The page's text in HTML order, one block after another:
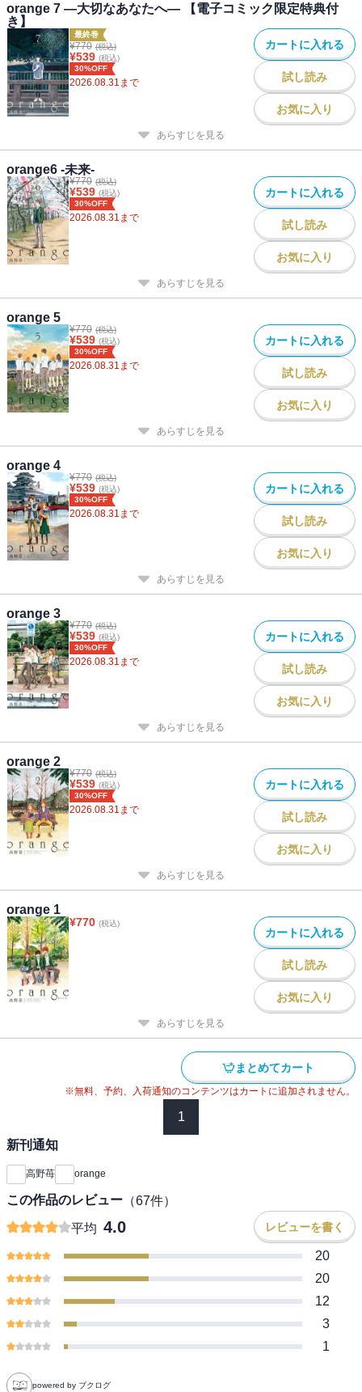
orange 7 ―大切なあなたへ― 【電子コミック限定特典付
き】
最終巻
¥770 (税込)
¥539 (税込)
30%OFF
2026.08.31 まで
カートに入れる
試し読み
お気に入り
あらすじを見る
orange6 -未来-
¥770 (税込)
¥539 (税込)
30%OFF
2026.08.31 まで
カートに入れる
試し読み
お気に入り
あらすじを見る
orange 5
¥770 (税込)
¥539 (税込)
30%OFF
2026.08.31 まで
カートに入れる
試し読み
お気に入り
あらすじを見る
orange 4
¥770 (税込)
¥539 (税込)
30%OFF
2026.08.31 まで
カートに入れる
試し読み
お気に入り
あらすじを見る
orange 3
¥770 (税込)
¥539 (税込)
30%OFF
2026.08.31 まで
カートに入れる
試し読み
お気に入り
あらすじを見る
orange 2
¥770 (税込)
¥539 (税込)
30%OFF
2026.08.31 まで
カートに入れる
試し読み
お気に入り
あらすじを見る
orange 1
¥770 (税込)
カートに入れる
試し読み
お気に入り
あらすじを見る
まとめてカート
※無料、予約、入荷通知のコンテンツはカートに追加されません。
1
新刊通知
高野苺 orange
この作品のレビュー （67件）
平均 4.0 レビューを書く
20
20
12
3
1
powered by ブクログ